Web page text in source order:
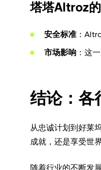
塔塔Altroz
安全标准 ：
市场影响 ：这
结论：各
从忠诚计划到好莱
成就，还是享受世
随着行业的不断发